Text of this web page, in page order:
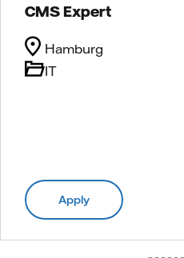
CMS Expert
IT
Hamburg
Apply